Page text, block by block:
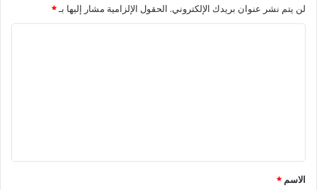
لن يتم نشر عنوان بريدك الإلكتروني. الحقول الإلزامية مشار إليها بـ*
ق
*
الاسم *